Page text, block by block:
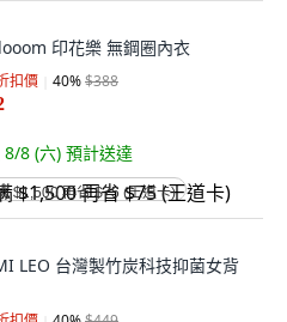
印花樂 無鋼圈內衣
扣價 40%$388
8/8 (六) 預計送達
$1,500 再省 $75 (王道卡)
LEO 台灣製竹炭科技抑菌女背